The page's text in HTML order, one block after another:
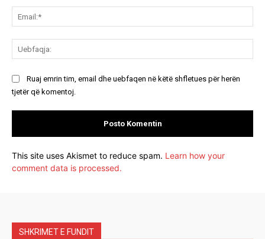
Ruaj emrin tim, email dhe uebfaqen në këtë shfletues për herën
tjetër që komentoj.
This site uses Akismet to reduce spam. Learn how your
comment data is processed.
SHKRIMET E FUNDIT